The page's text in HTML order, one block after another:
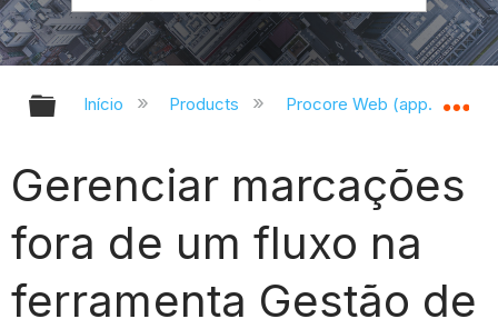
Expandir/recolher hierarquia
Início Products Procore Web
Gerenciar marcações
fora de um fluxo na
ferramenta Gestão de